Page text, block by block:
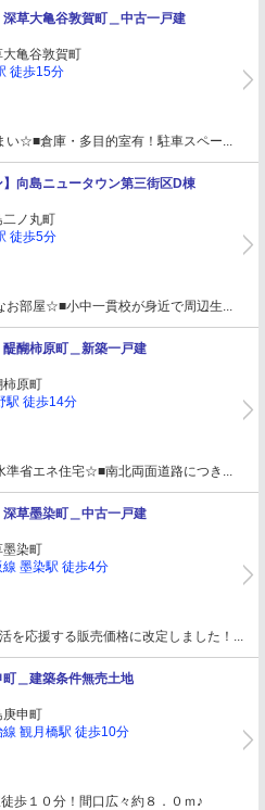
深草大亀谷敦賀町＿中古一戸建
亀谷敦賀町
徒歩15分
い☆■倉庫・多目的室有！駐車スペー...
向島ニュータウン第三街区D棟
二ノ丸町
徒歩5分
お部屋☆■小中一貫校が身近で周辺生...
醍醐柿原町＿新築一戸建
柿原町
駅 徒歩14分
準省エネ住宅☆■南北両面道路につき...
深草墨染町＿中古一戸建
墨染町
墨染駅 徒歩4分
を応援する販売価格に改定しました！...
町＿建築条件無売土地
庚申町
観月橋駅 徒歩10分
歩１０分！間口広々約８．０ｍ♪